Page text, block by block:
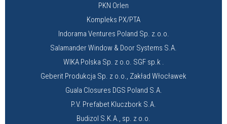
PKN Orlen
Kompleks PX/PTA
Indorama Ventures Poland Sp. z.o.o.
Salamander Window & Door Systems S.A.
WIKA Polska Sp. z o.o. SGF sp.k .
Geberit Produkcja Sp. z o.o., Zakład Włocławek
Guala Closures DGS Poland S.A.
P.V. Prefabet Kluczbork S.A.
Budizol S.K.A., sp. z o.o.